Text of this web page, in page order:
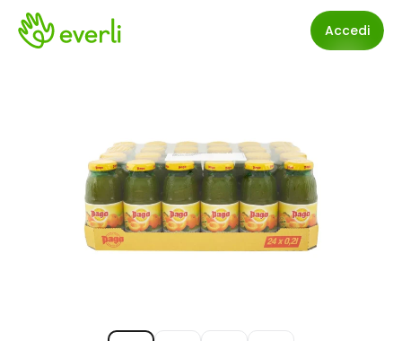
Accedi